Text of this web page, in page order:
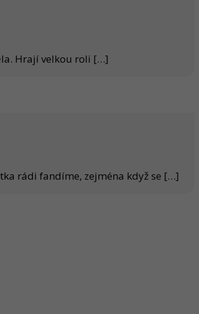
Hrají velkou roli […]
rádi fandíme, zejména když se […]